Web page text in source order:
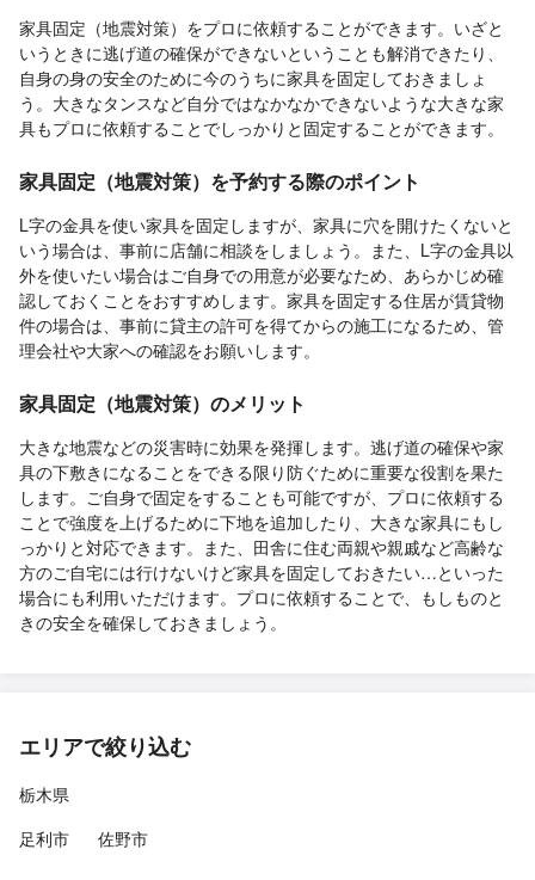
家具固定（地震対策）をプロに依頼することができます。いざと
いうときに逃げ道の確保ができないということも解消できたり、
自身の身の安全のために今のうちに家具を固定しておきましょ
う。大きなタンスなど自分ではなかなかできないような大きな家
具もプロに依頼することでしっかりと固定することができます。
家具固定（地震対策）を予約する際のポイント
L字の金具を使い家具を固定しますが、家具に穴を開けたくないと
いう場合は、事前に店舗に相談をしましょう。また、L字の金具以
外を使いたい場合はご自身での用意が必要なため、あらかじめ確
認しておくことをおすすめします。家具を固定する住居が賃貸物
件の場合は、事前に貸主の許可を得てからの施工になるため、管
理会社や大家への確認をお願いします。
家具固定（地震対策）のメリット
大きな地震などの災害時に効果を発揮します。逃げ道の確保や家
具の下敷きになることをできる限り防ぐために重要な役割を果た
します。ご自身で固定をすることも可能ですが、プロに依頼する
ことで強度を上げるために下地を追加したり、大きな家具にもし
っかりと対応できます。また、田舎に住む両親や親戚など高齢な
方のご自宅には行けないけど家具を固定しておきたい…といった
場合にも利用いただけます。プロに依頼することで、もしものと
きの安全を確保しておきましょう。
エリアで絞り込む
栃木県
足利市
佐野市